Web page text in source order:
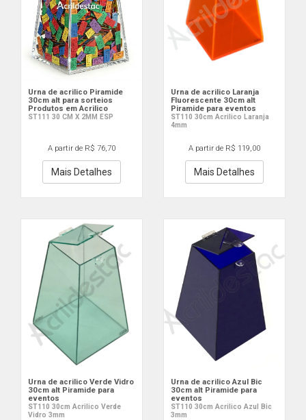
Urna de acrilico Piramide
30cm alt para sorteios
Produtos em Acrilico
ST111 30 CM X 2MM ESP
A partir de R$ 76,70
Mais Detalhes
Urna de acrilico Laranja
Fluorescente 30cm alt
Piramide para eventos
ST110 30cm Acrilico Laranja
4mm
A partir de R$ 119,00
Mais Detalhes
Urna de acrilico Verde Vidro
30cm alt Piramide para
eventos
ST110 30cm Acrilico Verde
Vidro 3mm
Urna de acrilico Azul Bic
30cm alt Piramide para
eventos
ST110 30cm Acrilico Azul Bic
3mm